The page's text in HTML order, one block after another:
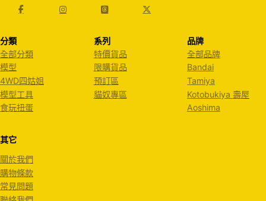
分類
全部分類
模型
4WD四姑姐
模型工具
食玩扭蛋
系列
特價貨品
限購貨品
預訂區
貓奴專區
品牌
全部品牌
Bandai
Tamiya
Kotobukiya 壽屋
Aoshima
其它
關於我們
購物條款
常見問題